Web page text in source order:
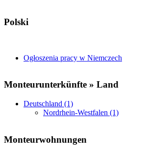
Polski
Ogłoszenia pracy w Niemczech
Monteurunterkünfte » Land
Deutschland (1)
Nordrhein-Westfalen (1)
Monteurwohnungen